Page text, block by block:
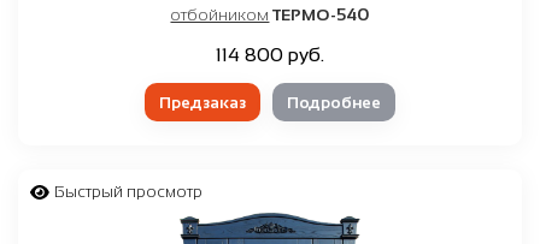
отбойником ТЕРМО-540
114 800 руб.
Предзаказ Подробнее
Быстрый просмотр